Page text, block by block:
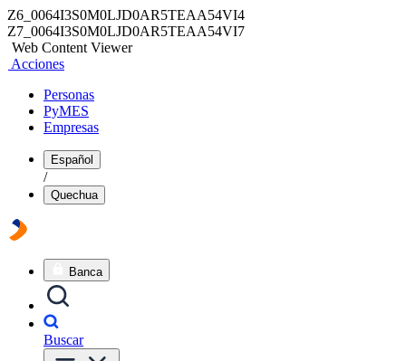
Z6_0064I3S0M0LJD0AR5TEAA54VI4
Z7_0064I3S0M0LJD0AR5TEAA54VI7
Web Content Viewer
Acciones
Personas
PyMES
Empresas
Español
/
Quechua
Banca
Buscar